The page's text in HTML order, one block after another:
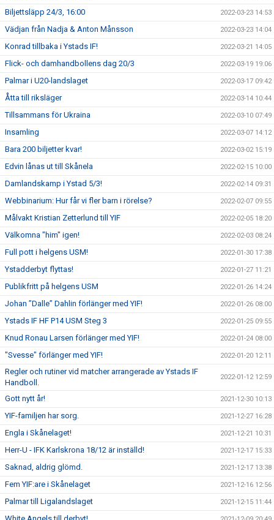
Biljettsläpp 24/3, 16:00 2022-03-23 14:53
Vädjan från Nadja & Anton Månsson 2022-03-23 14:04
Konrad tillbaka i Ystads IF! 2022-03-21 14:05
Flick- och damhandbollens dag 20/3 2022-03-19 19:06
Palmar i U20-landslaget 2022-03-17 09:42
Åtta till riksläger 2022-03-14 10:44
Tillsammans för Ukraina 2022-03-10 07:49
Insamling 2022-03-07 14:12
Bara 200 biljetter kvar! 2022-03-02 15:19
Edvin lånas ut till Skånela 2022-02-15 10:00
Damlandskamp i Ystad 5/3! 2022-02-14 09:31
Webbinarium: Hur får vi fler barn i rörelse? 2022-02-07 09:55
Målvakt Kristian Zetterlund till YIF 2022-02-05 18:20
Välkomna "him" igen! 2022-02-03 08:24
Full pott i helgens USM! 2022-01-30 17:38
Ystadderbyt flyttas! 2022-01-27 11:21
Publikfritt på helgens USM 2022-01-26 14:24
Johan ”Dalle” Dahlin förlänger med YIF! 2022-01-26 08:00
Ystads IF HF P14 USM Steg 3 2022-01-25 09:55
Knud Ronau Larsen förlänger med YIF! 2022-01-24 08:00
"Svesse" förlänger med YIF! 2022-01-20 12:11
Regler och rutiner vid matcher arrangerade av Ystads IF
Handboll.
2022-01-12 12:59
Gott nytt år! 2021-12-30 10:13
YIF-familjen har sorg. 2021-12-27 16:28
Engla i Skånelaget! 2021-12-21 10:31
Herr-U - IFK Karlskrona 18/12 är inställd! 2021-12-17 15:33
Saknad, aldrig glömd. 2021-12-17 13:38
Fem YIF:are i Skånelaget 2021-12-16 12:56
Palmar till Ligalandslaget 2021-12-15 11:44